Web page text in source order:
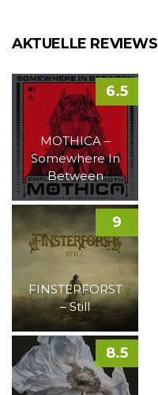
AKTUELLE REVIEWS
MOTHICA –
Somewhere In
Between
6.5
FINSTERFORST
– Still
9
8.5